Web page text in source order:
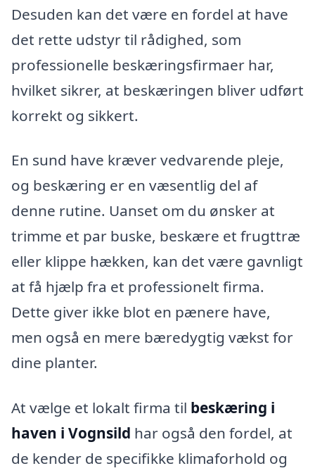
Desuden kan det være en fordel at have
det rette udstyr til rådighed, som
professionelle beskæringsfirmaer har,
hvilket sikrer, at beskæringen bliver udført
korrekt og sikkert.
En sund have kræver vedvarende pleje,
og beskæring er en væsentlig del af
denne rutine. Uanset om du ønsker at
trimme et par buske, beskære et frugttræ
eller klippe hækken, kan det være gavnligt
at få hjælp fra et professionelt firma.
Dette giver ikke blot en pænere have,
men også en mere bæredygtig vækst for
dine planter.
At vælge et lokalt firma til beskæring i
haven i Vognsild har også den fordel, at
de kender de specifikke klimaforhold og